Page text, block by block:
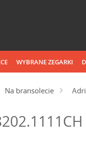
WYBRANE ZEGARKI
Na bransolecie